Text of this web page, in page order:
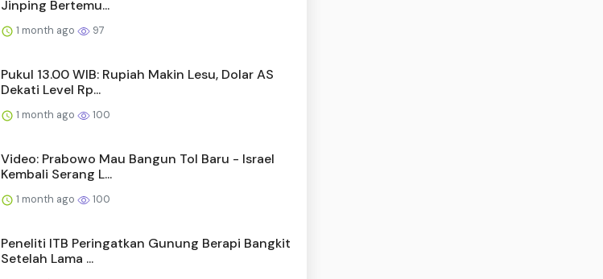
Jinping Bertemu...
1 month ago 97
Pukul 13.00 WIB: Rupiah Makin Lesu, Dolar AS
Dekati Level Rp...
1 month ago 100
Video: Prabowo Mau Bangun Tol Baru - Israel
Kembali Serang L...
1 month ago 100
Peneliti ITB Peringatkan Gunung Berapi Bangkit
Setelah Lama ...